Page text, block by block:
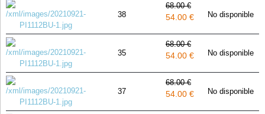
38
68.00 €
54.00 € No disponible
35
68.00 €
54.00 € No disponible
37
68.00 €
54.00 € No disponible